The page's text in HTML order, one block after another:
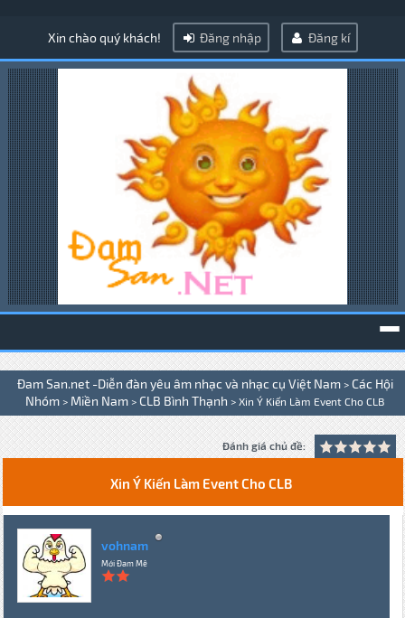
Xin chào quý khách! Đăng nhập Đăng kí
Đam San.net -Diễn đàn yêu âm nhạc và nhạc cụ Việt Nam > Các Hội
Nhóm > Miền Nam > CLB Bình Thạnh > Xin Ý Kiến Làm Event Cho CLB
Đánh giá chủ đề:
Xin Ý Kiến Làm Event Cho CLB
vohnam
Mới Đam Mê